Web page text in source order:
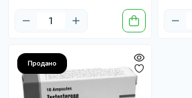
Продано